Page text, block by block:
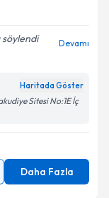
söylendi
Devamı
Haritada Göster
Sitesi No:1E İç
Daha Fazla